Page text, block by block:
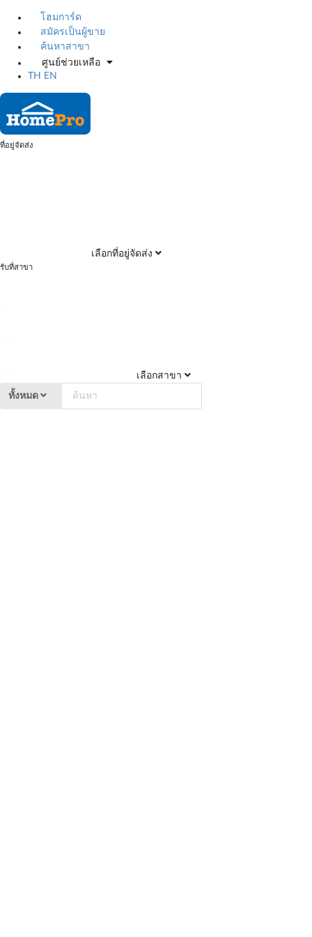
โฮมการ์ด
สมัครเป็นผู้ขาย
ค้นหาสาขา
ศูนย์ช่วยเหลือ
TH
EN
ที่อยู่จัดส่ง
เลือกที่อยู่จัดส่ง
รับที่สาขา
เลือกสาขา
ทั้งหมด